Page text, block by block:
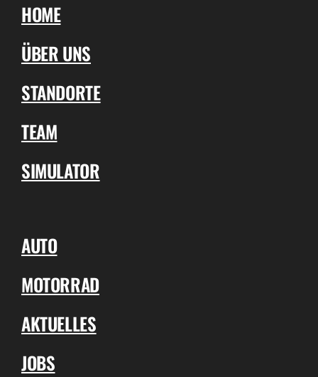
HOME
ÜBER UNS
STANDORTE
TEAM
SIMULATOR
AUTO
MOTORRAD
AKTUELLES
JOBS